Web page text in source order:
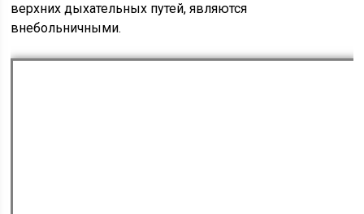
верхних дыхательных путей, являются
внебольничными.